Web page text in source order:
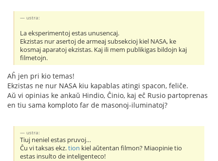
ustra:
La eksperimentoj estas unusencaj.
Ekzistas nur asertoj de armeaj subsekcioj kiel NASA, ke
kosmaj aparatoj ekzistas. Kaj ili mem publikigas bildojn kaj
filmetojn.
Aĥ jen pri kio temas!
Ekzistas ne nur NASA kiu kapablas atingi spacon, feliĉe.
Aŭ vi opinias ke ankaŭ Hindio, Ĉinio, kaj eĉ Rusio partoprenas
en tiu sama komploto far de masonoj-iluminatoj?
ustra:
Tiuj neniel estas pruvoj…
Ĉu vi taksas ekz.tion kiel aŭtentan filmon? Miaopinie tio
estas insulto de inteligenteco!